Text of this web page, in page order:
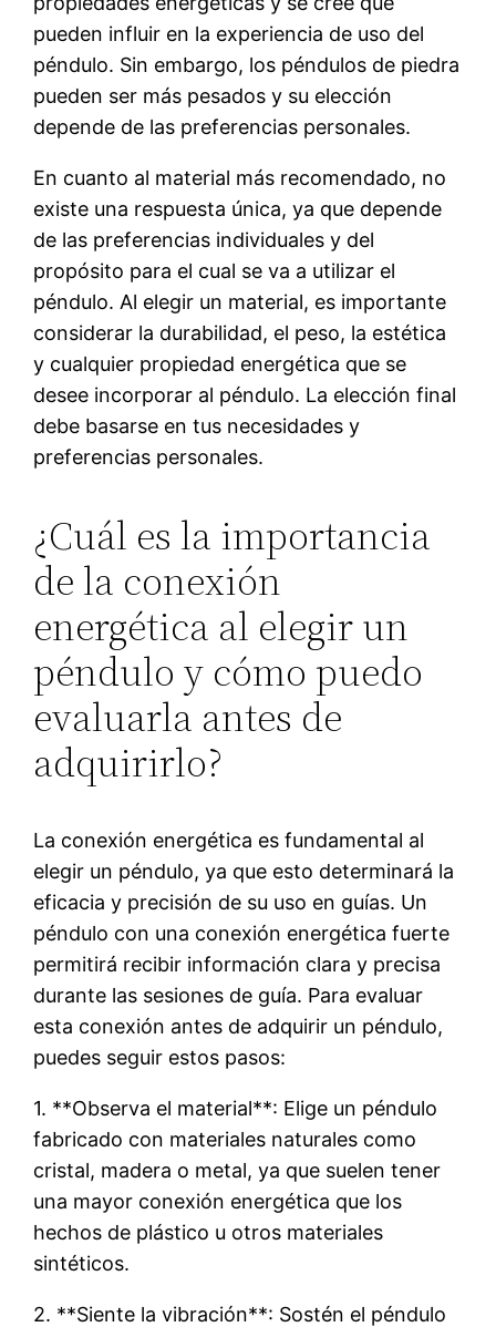
pueden influir en la experiencia de uso del
péndulo. Sin embargo, los péndulos de piedra
pueden ser más pesados y su elección
depende de las preferencias personales.
En cuanto al material más recomendado, no
existe una respuesta única, ya que depende
de las preferencias individuales y del
propósito para el cual se va a utilizar el
péndulo. Al elegir un material, es importante
considerar la durabilidad, el peso, la estética
y cualquier propiedad energética que se
desee incorporar al péndulo. La elección final
debe basarse en tus necesidades y
preferencias personales.
¿Cuál es la importancia
de la conexión
energética al elegir un
péndulo y cómo puedo
evaluarla antes de
adquirirlo?
La conexión energética es fundamental al
elegir un péndulo, ya que esto determinará la
eficacia y precisión de su uso en guías. Un
péndulo con una conexión energética fuerte
permitirá recibir información clara y precisa
durante las sesiones de guía. Para evaluar
esta conexión antes de adquirir un péndulo,
puedes seguir estos pasos:
1. **Observa el material**: Elige un péndulo
fabricado con materiales naturales como
cristal, madera o metal, ya que suelen tener
una mayor conexión energética que los
hechos de plástico u otros materiales
sintéticos.
2. **Siente la vibración**: Sostén el péndulo